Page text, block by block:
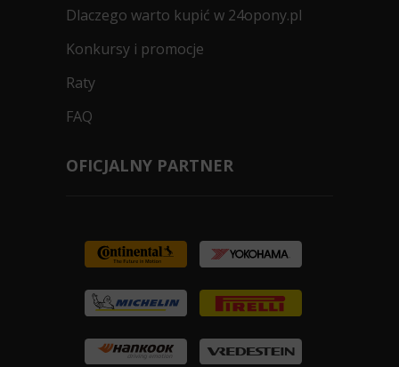
Dlaczego warto kupić w 24opony.pl
Konkursy i promocje
Raty
FAQ
OFICJALNY PARTNER